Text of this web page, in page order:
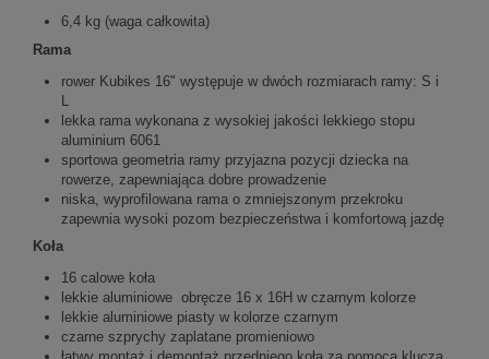
6,4 kg (waga całkowita)
Rama
rower Kubikes 16" występuje w dwóch rozmiarach ramy: S i
L
lekka rama wykonana z wysokiej jakości lekkiego stopu
aluminium 6061
sportowa geometria ramy przyjazna pozycji dziecka na
rowerze, zapewniająca dobre prowadzenie
niska, wyprofilowana rama o zmniejszonym przekroku
zapewnia wysoki pozom bezpieczeństwa i komfortową jazdę
Koła
16 calowe koła
lekkie aluminiowe obręcze 16 x 16H w czarnym kolorze
lekkie aluminiowe piasty w kolorze czarnym
czarne szprychy zaplatane promieniowo